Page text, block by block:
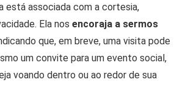
está associada com a cortesia,
Ela nos encoraja a sermos
que, em breve, uma visita pode
um convite para um evento social,
voando dentro ou ao redor de sua